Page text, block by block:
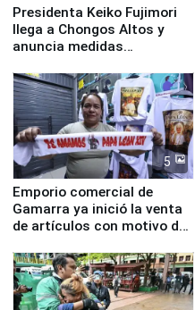
Presidenta Keiko Fujimori
llega a Chongos Altos y
anuncia medidas
educación, salud y empleo
5
Emporio comercial de
Gamarra ya inició la venta
de artículos con motivo de